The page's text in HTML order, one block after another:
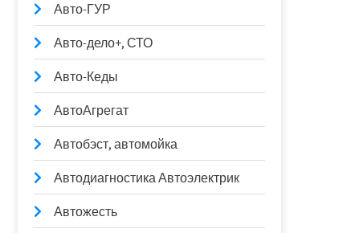
Авто-ГУР
Авто-дело+, СТО
Авто-Кеды
АвтоАгрегат
Автобэст, автомойка
Автодиагностика Автоэлектрик
Автожесть